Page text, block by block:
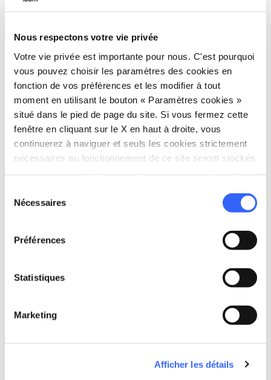
Nous respectons votre vie privée
Votre vie privée est importante pour nous. C'est pourquoi
vous pouvez choisir les paramètres des cookies en
fonction de vos préférences et les modifier à tout
moment en utilisant le bouton « Paramètres cookies »
situé dans le pied de page du site. Si vous fermez cette
fenêtre en cliquant sur le X en haut à droite, vous
continuerez à naviguer et seuls les cookies strictement
nécessaires au fonctionnement de ce site seront stockés
Nécessaires
Préférences
Statistiques
Marketing
Afficher les détails
700 mètres età Monte la Cima il y a 3 autres
pistes
pour un total de 3 km, tandis qu'à
mètres.
Après une journée sur les pistes, cela vaut la
peine de visiter lesanciens villages de
montagne, les villes médiévales où le temps
semble s'être arrêté, et de goûter à la délicieuse
directions Comment y arriver
Directions